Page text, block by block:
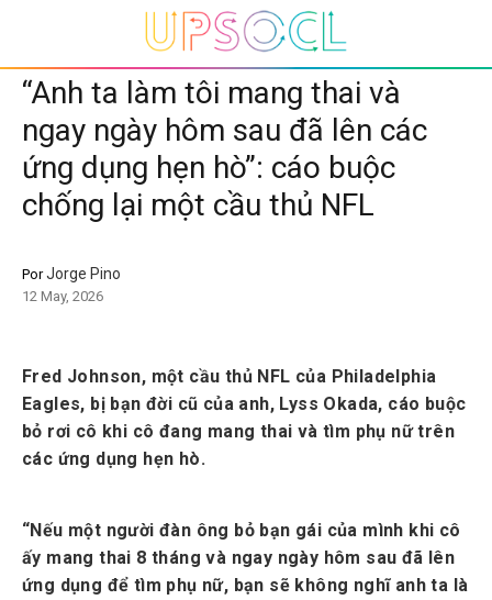
“Anh ta làm tôi mang thai và
ngay ngày hôm sau đã lên các
ứng dụng hẹn hò”: cáo buộc
chống lại một cầu thủ NFL
PorJorge Pino
12 May, 2026
Fred Johnson, một cầu thủ NFL của Philadelphia
Eagles, bị bạn đời cũ của anh, Lyss Okada, cáo buộc
bỏ rơi cô khi cô đang mang thai và tìm phụ nữ trên
các ứng dụng hẹn hò.
“Nếu một người đàn ông bỏ bạn gái của mình khi cô
ấy mang thai 8 tháng và ngay ngày hôm sau đã lên
ứng dụng để tìm phụ nữ, bạn sẽ không nghĩ anh ta là